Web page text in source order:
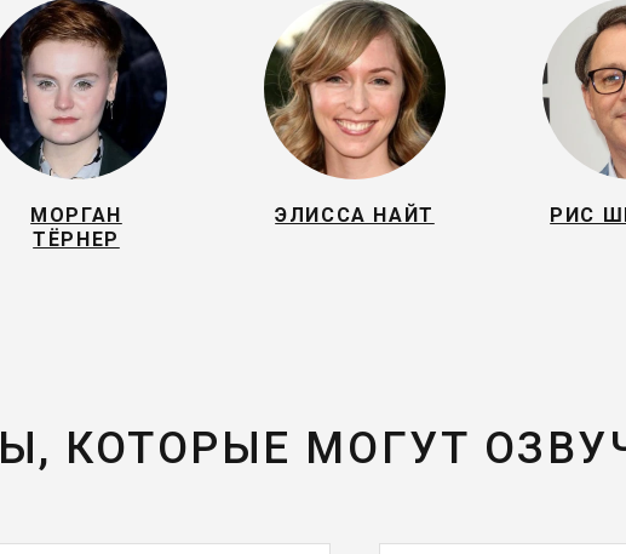
МОРГАН
ТЁРНЕР
ЭЛИССА НАЙТ РИС
КОТОРЫЕ МОГУТ